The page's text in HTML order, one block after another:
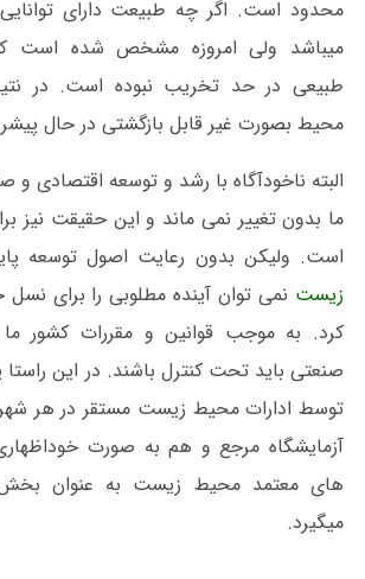
محدود است. اگر چه طبیعت دارای توانایی
میباشد ولی امروزه مشخص شده است
طبیعی در حد تخریب نبوده است. در
محیط بصورت غیر قابل بازگشتی در حال
البته ناخودآگاه با رشد و توسعه اقتصادی
ما بدون تغییر نمی ماند و این حقیقت نیز
است. ولیکن بدون رعایت اصول توسعه
زیست نمی توان آینده مطلوبی را برای
کرد. به موجب قوانین و مقررات کشور
صنعتی باید تحت کنترل باشند. در این
توسط ادارات محیط زیست مستقر در هر شهر
آزمایشگاه مرجع و هم به صورت
های معتمد محیط زیست به عنوان
میگیرد.